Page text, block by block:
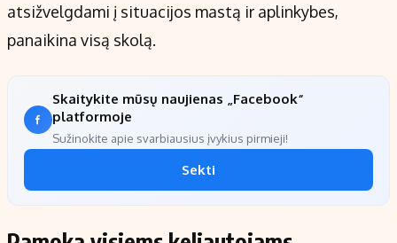
atsižvelgdami į situacijos mastą ir aplinkybes,
panaikina visą skolą.
Skaitykite mūsų naujienas „Facebook“
platformoje
Sužinokite apie svarbiausius įvykius pirmieji!
Sekti